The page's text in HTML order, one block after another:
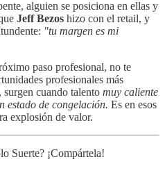
alguien se posiciona en ellas y
Jeff Bezos hizo con el retail, y
"tu margen es mi
paso profesional, no te
profesionales más
surgen cuando talento muy caliente
estado de congelación. Es en esos
explosión de valor.
Suerte? ¡Compártela!